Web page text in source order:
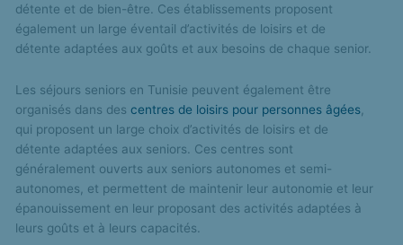
détente et de bien-être. Ces établissements proposent
également un large éventail d’activités de loisirs et de
détente adaptées aux goûts et aux besoins de chaque senior.
Les séjours seniors en Tunisie peuvent également être
organisés dans descentres de loisirs pour personnes âgées
qui proposent un large choix d’activités de loisirs et de
détente adaptées aux seniors. Ces centres sont
généralement ouverts aux seniors autonomes et semi-
autonomes, et permettent de maintenir leur autonomie et leur
épanouissement en leur proposant des activités adaptées à
leurs goûts et à leurs capacités.